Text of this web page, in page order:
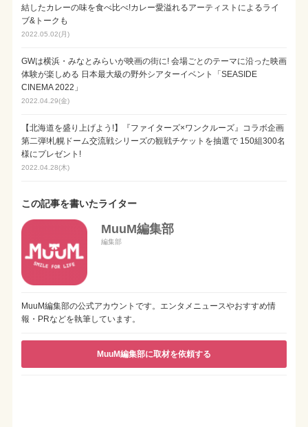
結したカレーの味を食べ比べ!カレー愛溢れるアーティストによるライ
ブ&トークも
2022.05.02(月)
GWは横浜・みなとみらいが映画の街に! 会場ごとのテーマに沿った映画
体験が楽しめる 日本最大級の野外シアターイベント「SEASIDE
CINEMA 2022」
2022.04.29(金)
【北海道を盛り上げよう!】『ファイターズ×ワンクルーズ』コラボ企画
第二弾!札幌ドーム交流戦シリーズの観戦チケットを抽選で 150組300名
様にプレゼント!
2022.04.28(木)
この記事を書いたライター
MuuM編集部
編集部
MuuM編集部の公式アカウントです。エンタメニュースやおすすめ情
報・PRなどを執筆しています。
MuuM編集部に取材を依頼する